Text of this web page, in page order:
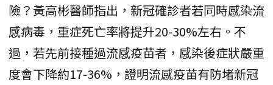
險？黃高彬醫師指出，新冠確診者若同時感染流
感病毒，重症死亡率將提升20-30%左右。不
過，若先前接種過流感疫苗者，感染後症狀嚴重
度會下降約17-36%，證明流感疫苗有防堵新冠